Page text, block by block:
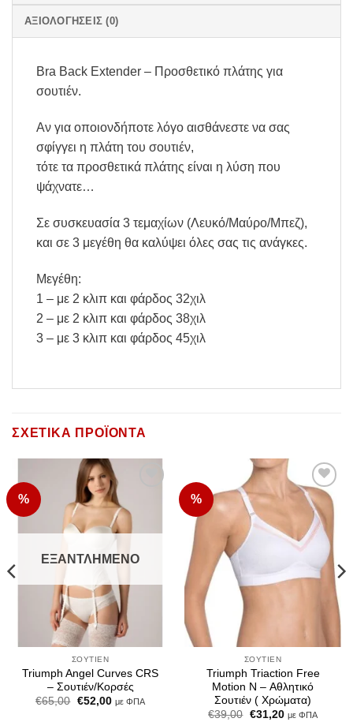
ΑΞΙΟΛΟΓΉΣΕΙΣ (0)
Bra Back Extender – Προσθετικό πλάτης για
σουτιέν.
Αν για οποιονδήποτε λόγο αισθάνεστε να σας
σφίγγει η πλάτη του σουτιέν,
τότε τα προσθετικά πλάτης είναι η λύση που
ψάχνατε…
Σε συσκευασία 3 τεμαχίων (Λευκό/Μαύρο/Μπεζ),
και σε 3 μεγέθη θα καλύψει όλες σας τις ανάγκες.
Μεγέθη:
1 – με 2 κλιπ και φάρδος 32χιλ
2 – με 2 κλιπ και φάρδος 38χιλ
3 – με 3 κλιπ και φάρδος 45χιλ
ΣΧΕΤΙΚΆ ΠΡΟΪΌΝΤΑ
%
Wishlist
ΕΞΑΝΤΛΗΜΈΝΟ
ΣΟΥΤΙΈΝ
Triumph Angel Curves CRS
– Σουτιέν/Κορσές
€65,00 Original
€52,00Ημε ΦΠΑ
%
Add to
Wishlist
ΣΟΥΤΙΈΝ
Triumph Triaction Free
Motion N – Αθλητικό
Σουτιέν ( Χρώματα)
€39,00 Original
€31,20Ημε ΦΠΑ